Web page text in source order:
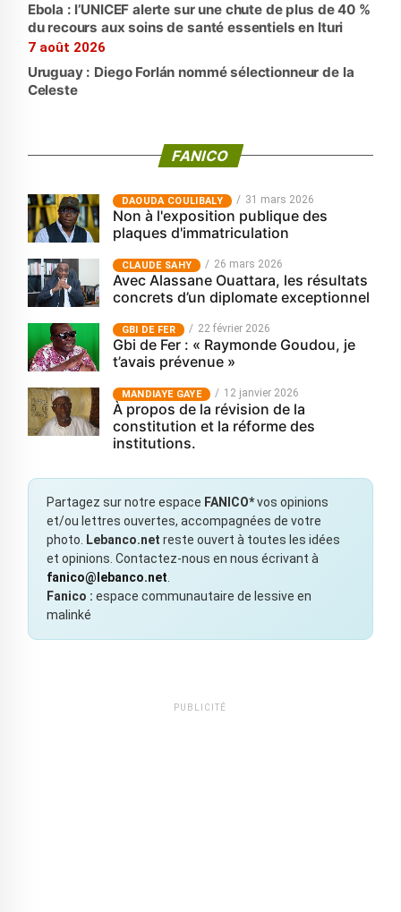
Ebola : l’UNICEF alerte sur une chute de plus de 40 %
du recours aux soins de santé essentiels en Ituri
7 août 2026
Uruguay : Diego Forlán nommé sélectionneur de la
Celeste
FANICO
‎DAOUDA COULIBALY 31 mars 2026
Non à l'exposition publique des
plaques d'immatriculation
CLAUDE SAHY 26 mars 2026
Avec Alassane Ouattara, les résultats
concrets d’un diplomate exceptionnel
GBI DE FER 22 février 2026
Gbi de Fer : « Raymonde Goudou, je
t’avais prévenue »
MANDIAYE GAYE 12 janvier 2026
À propos de la révision de la
constitution et la réforme des
institutions.
Partagez sur notre espace FANICO*vos opinions
et/ou lettres ouvertes, accompagnées de votre
photo.
Lebanco.net reste ouvert à toutes les idées
et opinions. Contactez-nous en nous écrivant à
fanico@lebanco.net
Fanico : espace communautaire de lessive en
malinké
PUBLICITÉ